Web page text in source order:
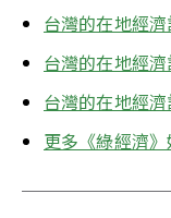
台灣的在地經
台灣的在地經
台灣的在地經
更多《綠經濟